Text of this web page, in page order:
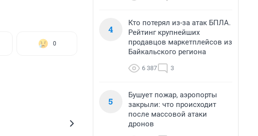
0
4
Кто потерял из-за атак БПЛА.
Рейтинг крупнейших
продавцов маркетплейсов из
Байкальского региона
6 387 3
5
Бушует пожар, аэропорты
закрыли: что происходит
после массовой атаки
дронов